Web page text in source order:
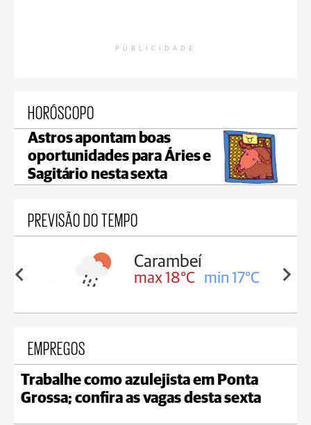
PUBLICIDADE
HORÓSCOPO
Astros apontam boas
oportunidades para Áries e
Sagitário nesta sexta
PREVISÃO DO TEMPO
18°C
Carambeí
max 18°C min 17°C
EMPREGOS
Trabalhe como azulejista em Ponta
Grossa; confira as vagas desta sexta